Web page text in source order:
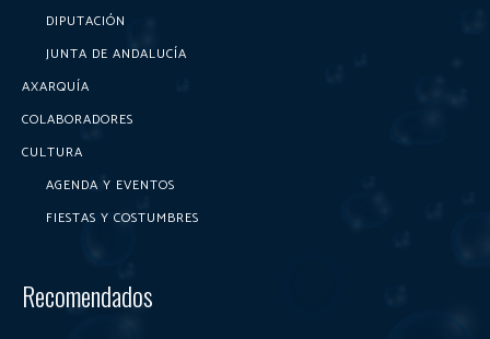
DIPUTACIÓN
JUNTA DE ANDALUCÍA
AXARQUÍA
COLABORADORES
CULTURA
AGENDA Y EVENTOS
FIESTAS Y COSTUMBRES
Recomendados